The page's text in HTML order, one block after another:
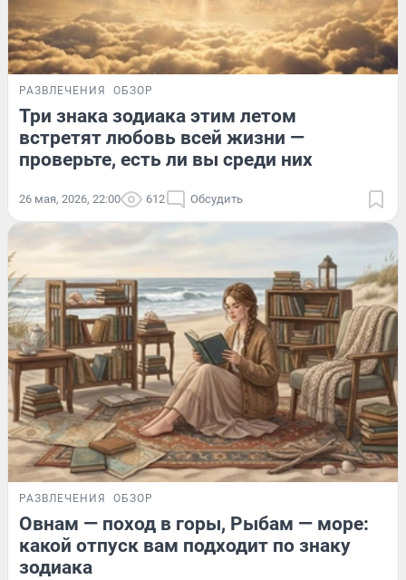
РАЗВЛЕЧЕНИЯ ОБЗОР
Три знака зодиака этим летом
встретят любовь всей жизни —
проверьте, есть ли вы среди них
26 мая, 2026, 22:00 612 Обсудить
РАЗВЛЕЧЕНИЯ ОБЗОР
Овнам — поход в горы, Рыбам — море:
какой отпуск вам подходит по знаку
зодиака